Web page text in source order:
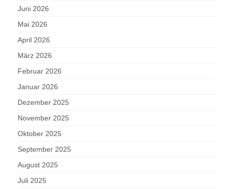
Juni 2026
Mai 2026
April 2026
März 2026
Februar 2026
Januar 2026
Dezember 2025
November 2025
Oktober 2025
September 2025
August 2025
Juli 2025